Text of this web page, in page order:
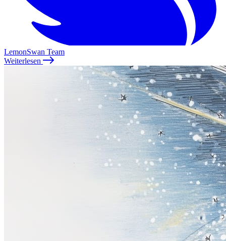
LemonSwan Team
Weiterlesen